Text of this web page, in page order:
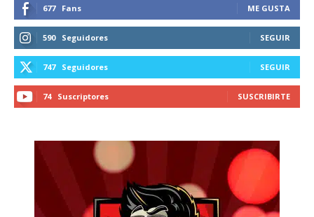
677 Fans ME GUSTA
590 Seguidores SEGUIR
747 Seguidores SEGUIR
74 Suscriptores SUSCRIBIRTE